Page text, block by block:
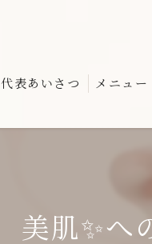
代表あいさつ メニュー
美肌✨へ